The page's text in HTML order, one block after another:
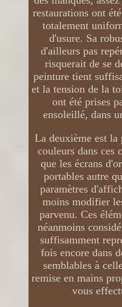
restaurations ont
totalement
d'usure. Sa
d'ailleurs pas
risquerait de se
peinture tient
et la tension de la
ont été prises
ensoleillé, dans
La deuxième est la
couleurs dans ces
que les écrans
portables autre
paramètres
moins modifier
parvenu. Ces
néanmoins
suffisamment
fois encore dans
semblables à
remise en mains
vous